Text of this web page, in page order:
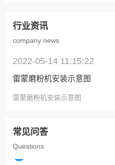
行业资讯
company news
2022-05-14 11:15:22
雷蒙磨粉机安装示意图
雷蒙磨粉机安装示意图
常见问答
Questions
匀、定量地送入MTM中速
Q
雷蒙磨设备价格的设定
里面看出很多东西，不仅
分货，贵的就是好的，便
说，设备的价格在制定时
制造生产中需要花费人力
Q 雷蒙磨粉机温度过高怎么办
才是关键。雷蒙磨粉机包
等不同的温度过高现象，
因，然后才能对症下药。1
Q 磨粉机械行业面临的问题
A